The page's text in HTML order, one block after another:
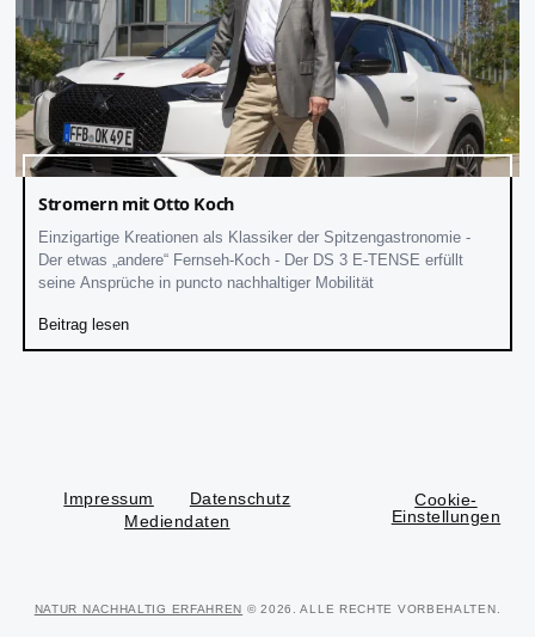
Stromern mit Otto Koch
Einzigartige Kreationen als Klassiker der Spitzengastronomie -
Der etwas „andere“ Fernseh-Koch - Der DS 3 E-TENSE erfüllt
seine Ansprüche in puncto nachhaltiger Mobilität
Beitrag lesen
Impressum
Datenschutz
Mediendaten
Cookie-
Einstellungen
NATUR NACHHALTIG ERFAHREN © 2026. ALLE RECHTE VORBEHALTEN.